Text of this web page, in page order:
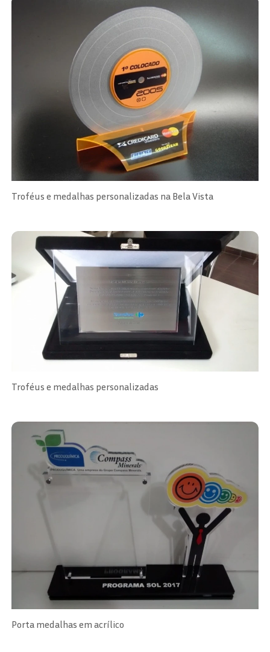
Troféus e medalhas personalizadas na Bela Vista
Troféus e medalhas personalizadas
Porta medalhas em acrílico